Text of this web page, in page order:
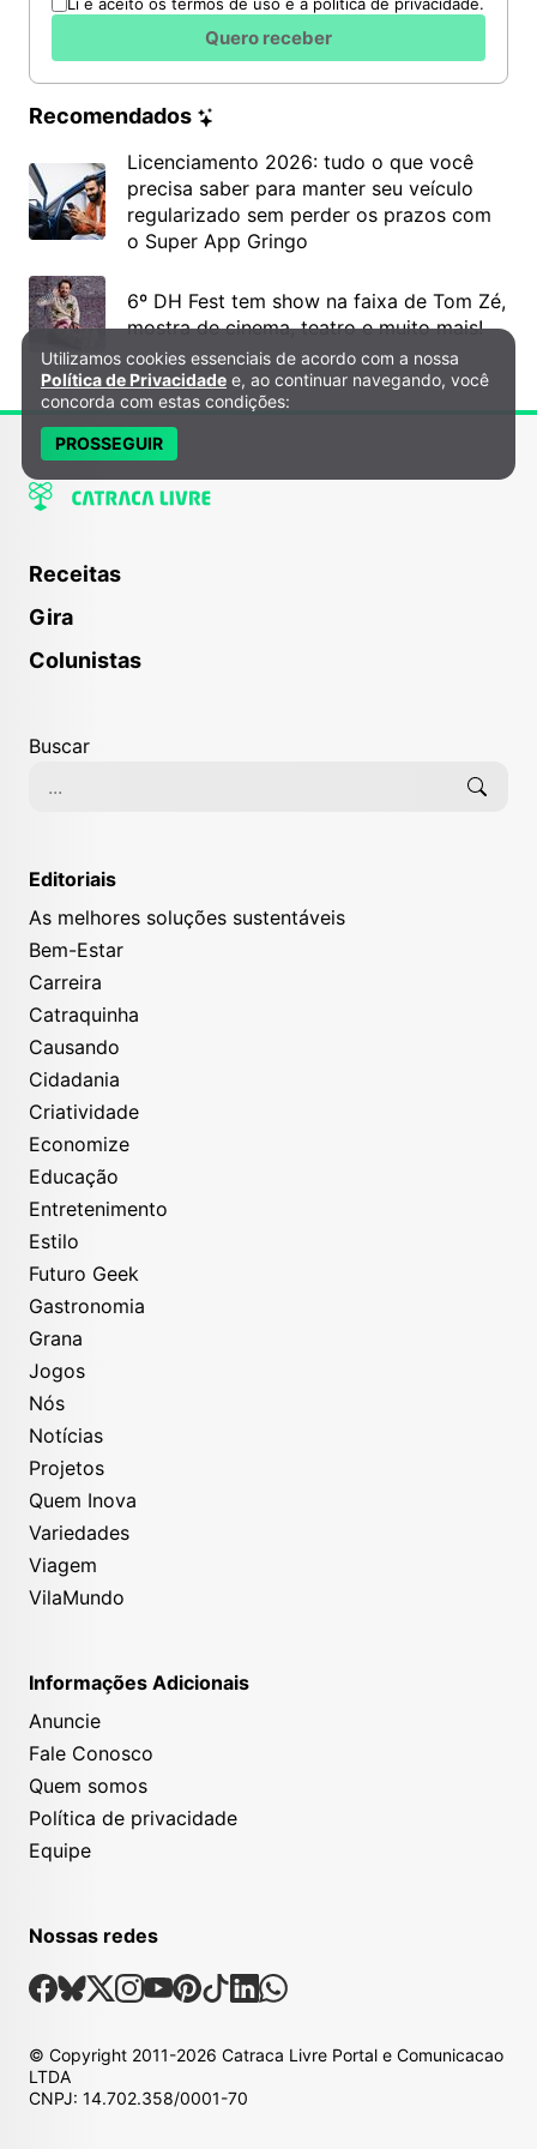
Li e aceito os termos de uso e a política de privacidade.
Quero receber
Recomendados
Licenciamento 2026: tudo o que você
precisa saber para manter seu veículo
regularizado sem perder os prazos com
o Super App Gringo
6º DH Fest tem show na faixa de Tom Zé,
mostra de cinema, teatro e muito mais!
Receitas
Gira
Colunistas
Buscar
Editoriais
As melhores soluções sustentáveis
Bem-Estar
Carreira
Catraquinha
Causando
Cidadania
Criatividade
Economize
Educação
Entretenimento
Estilo
Futuro Geek
Gastronomia
Grana
Jogos
Nós
Notícias
Projetos
Quem Inova
Variedades
Viagem
VilaMundo
Informações Adicionais
Anuncie
Fale Conosco
Quem somos
Política de privacidade
Equipe
Nossas redes
Nossas Redes Sociais
Facebook
Bsky
X Instagram
Youtube
Pinterest
TiktokLinkedin
Whatsapp
© Copyright 2011-2026 Catraca Livre Portal e Comunicacao
LTDA
CNPJ: 14.702.358/0001-70
Política de Privacidade e Cookies
Utilizamos cookies essenciais de acordo com a nossa
Política de Privacidade e, ao continuar navegando, você
concorda com estas condições:
PROSSEGUIR